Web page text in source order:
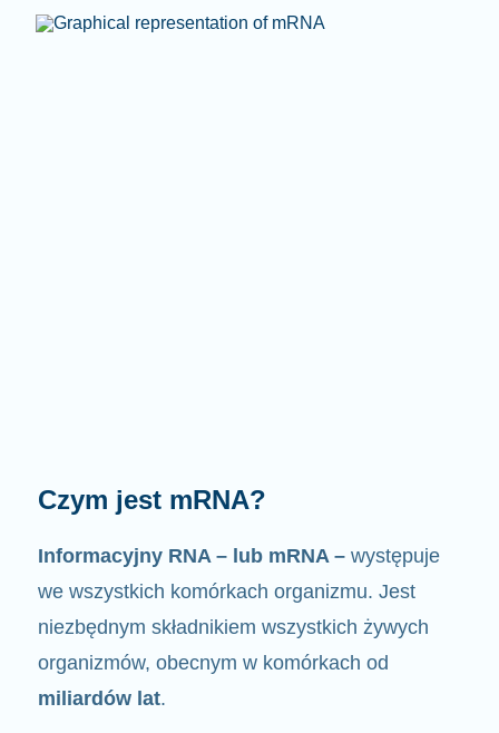
Jak działa mRNA?
Jak sama nazwa wskazuje, mRNA jest
nośnikiem informacji. Oddziałuje z innymi
komponentami komórek, w wyniku czego
powstają białka.